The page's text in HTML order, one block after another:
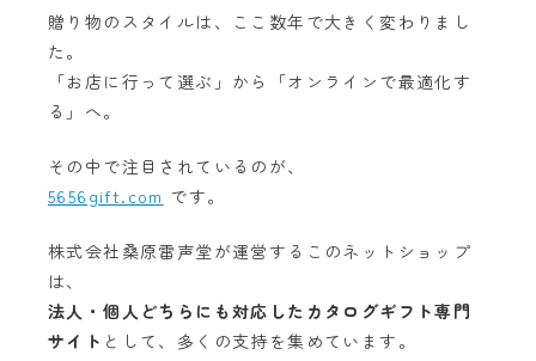
贈り物のスタイルは、ここ数年で大きく変わりまし
た。
「お店に行って選ぶ」から「オンラインで最適化す
る」へ。
その中で注目されているのが、
5656gift.com です。
株式会社桑原雷声堂が運営するこのネットショップ
は、
法人・個人どちらにも対応したカタログギフト専門
サイト として、多くの支持を集めています。